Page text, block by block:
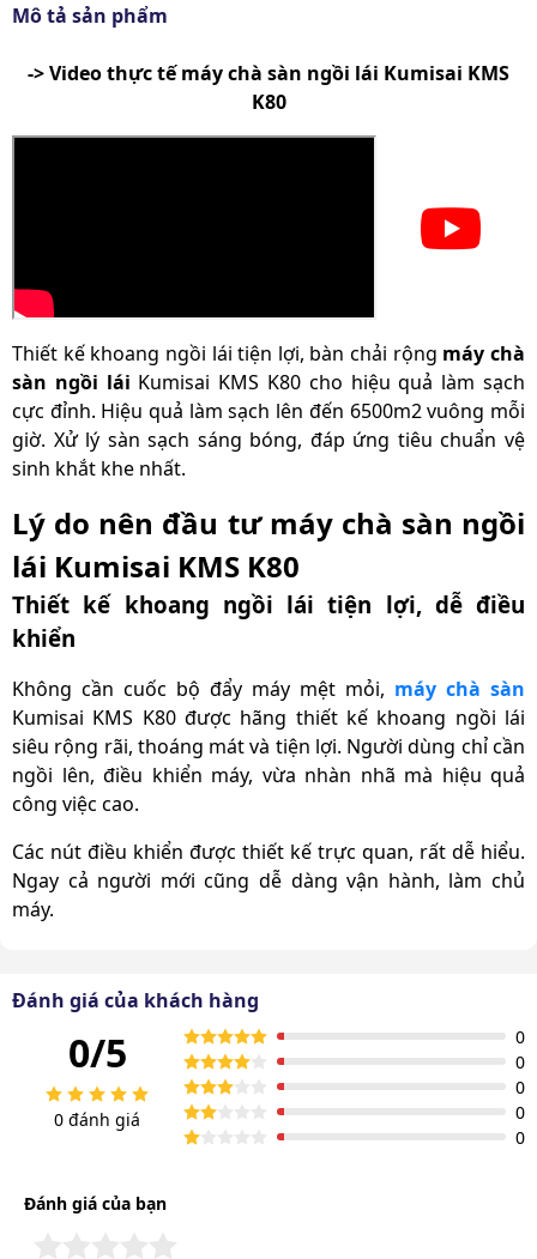
Mô tả sản phẩm
-> Video thực tếmáy chà sàn ngồi lái Kumisai KMS
K80
Thiết kế khoang ngồi lái tiện lợi, bàn chải rộng máy chà
sàn ngồi lái Kumisai KMS K80 cho hiệu quả làm sạch
cực đỉnh. Hiệu quả làm sạch lên đến 6500m2 vuông mỗi
giờ. Xử lý sàn sạch sáng bóng, đáp ứng tiêu chuẩn vệ
sinh khắt khe nhất.
Lý do nên đầu tư máy chà sàn ngồi
lái Kumisai KMS K80
Thiết kế khoang ngồi lái tiện lợi, dễ điều
khiển
Không cần cuốc bộ đẩy máy mệt mỏi, máy chà sàn
Kumisai KMS K80 được hãng thiết kế khoang ngồi lái
siêu rộng rãi, thoáng mát và tiện lợi. Người dùng chỉ cần
ngồi lên, điều khiển máy, vừa nhàn nhã mà hiệu quả
công việc cao.
Các nút điều khiển được thiết kế trực quan, rất dễ hiểu.
Ngay cả người mới cũng dễ dàng vận hành, làm chủ
máy.
Thời gian làm việc
1670 x 920 x 1550 mm
Thời gian bảo hành
phần điện và bơm
Thời gian bảo hành
bình ắc quy, sạc và
van từ
6 tháng
Đánh giá của khách hàng
0/5
0 đánh giá
0
0
0
0
0
Đánh giá của bạn